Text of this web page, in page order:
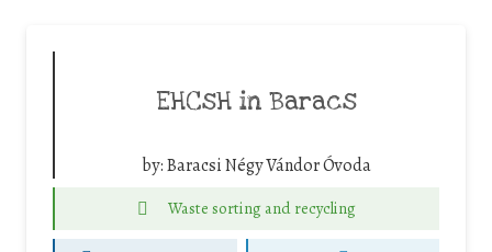
EHCsH in Baracs
by:Baracsi Négy Vándor Óvoda
Waste sorting and recycling